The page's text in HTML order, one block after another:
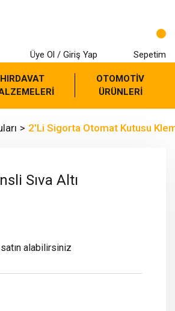
Üye Ol / Giriş Yap Sepetim
HIRDAVAT
OTOMOTİV
ÜRÜNLERİ
2'Li Sigorta Otomat Kutusu
Sıva Altı
satın alabilirsiniz